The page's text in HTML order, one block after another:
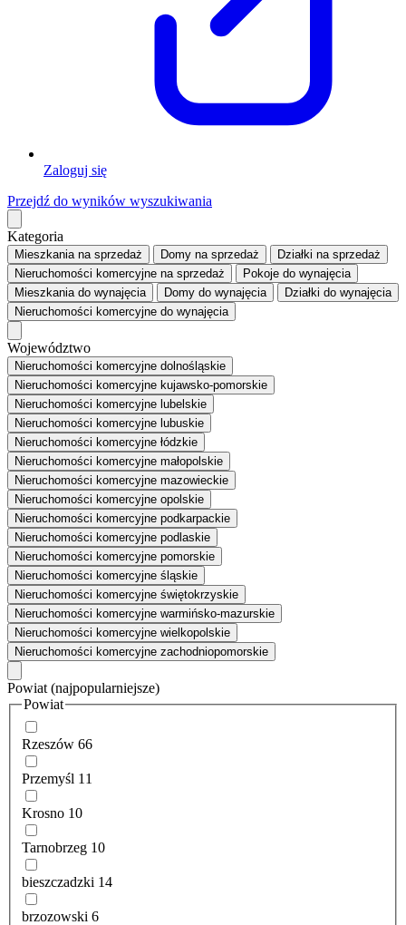
Zaloguj się
Przejdź do wyników wyszukiwania
Kategoria
Mieszkaniana sprzedaż Domy na sprzedaż Działki na sprzedaż
Nieruchomości komercyjne na sprzedaż Pokoje do wynajęcia
Mieszkaniado wynajęcia Domy do wynajęcia Działki do wynajęcia
Nieruchomości komercyjne do wynajęcia
Województwo
Nieruchomości komercyjne dolnośląskie
Nieruchomości komercyjne kujawsko-pomorskie
Nieruchomości komercyjne lubelskie
Nieruchomości komercyjne lubuskie
Nieruchomości komercyjne łódzkie
Nieruchomości komercyjne małopolskie
Nieruchomości komercyjne mazowieckie
Nieruchomości komercyjne opolskie
Nieruchomości komercyjne podkarpackie
Nieruchomości komercyjne podlaskie
Nieruchomości komercyjne pomorskie
Nieruchomości komercyjne śląskie
Nieruchomości komercyjne świętokrzyskie
Nieruchomości komercyjne warmińsko-mazurskie
Nieruchomości komercyjne wielkopolskie
Nieruchomości komercyjne zachodniopomorskie
Powiat (najpopularniejsze)
Powiat
Rzeszów 66
Przemyśl 11
Krosno 10
Tarnobrzeg 10
bieszczadzki 14
brzozowski 6